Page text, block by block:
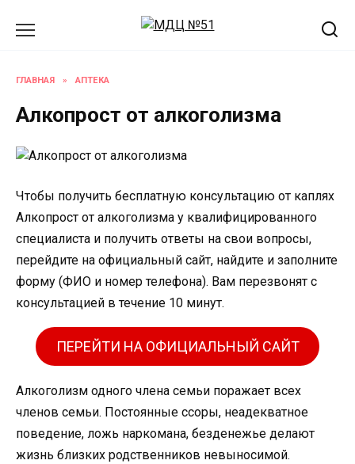
ГЛАВНАЯ » АПТЕКА
Алкопрост от алкоголизма
Чтобы получить бесплатную консультацию от каплях
Алкопрост от алкоголизма у квалифицированного
специалиста и получить ответы на свои вопросы,
перейдите на официальный сайт, найдите и заполните
форму (ФИО и номер телефона). Вам перезвонят с
консультацией в течение 10 минут.
ПЕРЕЙТИ НА ОФИЦИАЛЬНЫЙ САЙТ
Алкоголизм одного члена семьи поражает всех
членов семьи. Постоянные ссоры, неадекватное
поведение, ложь наркомана, безденежье делают
жизнь близких родственников невыносимой.